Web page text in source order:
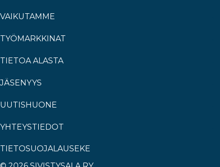
VAIKUTAMME
TYÖMARKKINAT
TIETOA ALASTA
JÄSENYYS
UUTISHUONE
YHTEYSTIEDOT
TIETOSUOJALAUSEKE